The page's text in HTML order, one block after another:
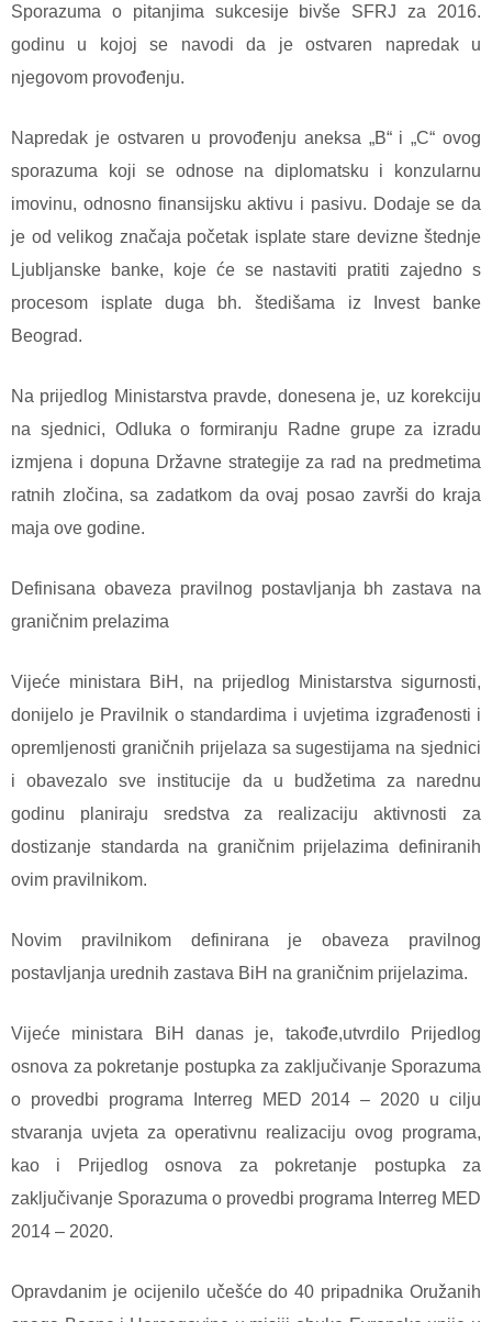
Sporazuma o pitanjima sukcesije bivše SFRJ za 2016.
godinu u kojoj se navodi da je ostvaren napredak u
njegovom provođenju.
Napredak je ostvaren u provođenju aneksa „B“ i „C“ ovog
sporazuma koji se odnose na diplomatsku i konzularnu
imovinu, odnosno finansijsku aktivu i pasivu. Dodaje se da
je od velikog značaja početak isplate stare devizne štednje
Ljubljanske banke, koje će se nastaviti pratiti zajedno s
procesom isplate duga bh. štedišama iz Invest banke
Beograd.
Na prijedlog Ministarstva pravde, donesena je, uz korekciju
na sjednici, Odluka o formiranju Radne grupe za izradu
izmjena i dopuna Državne strategije za rad na predmetima
ratnih zločina, sa zadatkom da ovaj posao završi do kraja
maja ove godine.
Definisana obaveza pravilnog postavljanja bh zastava na
graničnim prelazima
Vijeće ministara BiH, na prijedlog Ministarstva sigurnosti,
donijelo je Pravilnik o standardima i uvjetima izgrađenosti i
opremljenosti graničnih prijelaza sa sugestijama na sjednici
i obavezalo sve institucije da u budžetima za narednu
godinu planiraju sredstva za realizaciju aktivnosti za
dostizanje standarda na graničnim prijelazima definiranih
ovim pravilnikom.
Novim pravilnikom definirana je obaveza pravilnog
postavljanja urednih zastava BiH na graničnim prijelazima.
Vijeće ministara BiH danas je, takođe,utvrdilo Prijedlog
osnova za pokretanje postupka za zaključivanje Sporazuma
o provedbi programa Interreg MED 2014 – 2020 u cilju
stvaranja uvjeta za operativnu realizaciju ovog programa,
kao i Prijedlog osnova za pokretanje postupka za
zaključivanje Sporazuma o provedbi programa Interreg MED
2014 – 2020.
Opravdanim je ocijenilo učešće do 40 pripadnika Oružanih